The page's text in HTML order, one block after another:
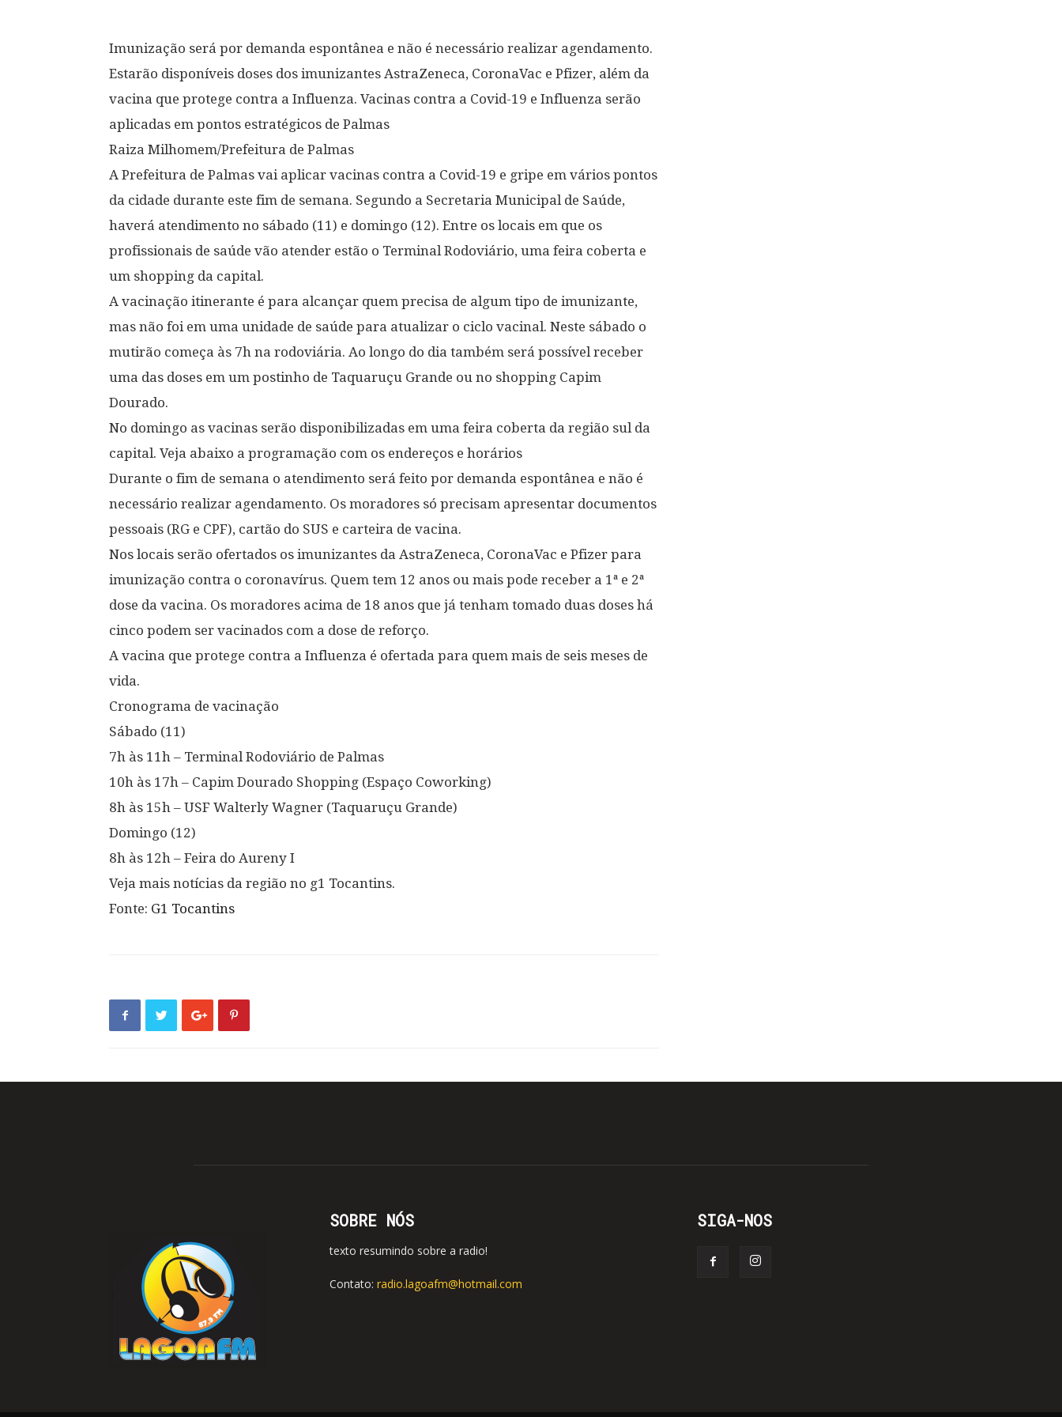
Imunização será por demanda espontânea e não é necessário realizar agendamento.
Estarão disponíveis doses dos imunizantes AstraZeneca, CoronaVac e Pfizer, além da
vacina que protege contra a Influenza. Vacinas contra a Covid-19 e Influenza serão
aplicadas em pontos estratégicos de Palmas
Raiza Milhomem/Prefeitura de Palmas
A Prefeitura de Palmas vai aplicar vacinas contra a Covid-19 e gripe em vários pontos
da cidade durante este fim de semana. Segundo a Secretaria Municipal de Saúde,
haverá atendimento no sábado (11) e domingo (12). Entre os locais em que os
profissionais de saúde vão atender estão o Terminal Rodoviário, uma feira coberta e
um shopping da capital.
A vacinação itinerante é para alcançar quem precisa de algum tipo de imunizante,
mas não foi em uma unidade de saúde para atualizar o ciclo vacinal. Neste sábado o
mutirão começa às 7h na rodoviária. Ao longo do dia também será possível receber
uma das doses em um postinho de Taquaruçu Grande ou no shopping Capim
Dourado.
No domingo as vacinas serão disponibilizadas em uma feira coberta da região sul da
capital. Veja abaixo a programação com os endereços e horários
Durante o fim de semana o atendimento será feito por demanda espontânea e não é
necessário realizar agendamento. Os moradores só precisam apresentar documentos
pessoais (RG e CPF), cartão do SUS e carteira de vacina.
Nos locais serão ofertados os imunizantes da AstraZeneca, CoronaVac e Pfizer para
imunização contra o coronavírus. Quem tem 12 anos ou mais pode receber a 1ª e 2ª
dose da vacina. Os moradores acima de 18 anos que já tenham tomado duas doses há
cinco podem ser vacinados com a dose de reforço.
A vacina que protege contra a Influenza é ofertada para quem mais de seis meses de
vida.
Cronograma de vacinação
Sábado (11)
7h às 11h – Terminal Rodoviário de Palmas
10h às 17h – Capim Dourado Shopping (Espaço Coworking)
8h às 15h – USF Walterly Wagner (Taquaruçu Grande)
Domingo (12)
8h às 12h – Feira do Aureny I
Veja mais notícias da região no g1 Tocantins.
Fonte: G1 Tocantins
SOBRE NÓS
texto resumindo sobre a radio!
Contato: radio.lagoafm@hotmail.com
SIGA-NOS